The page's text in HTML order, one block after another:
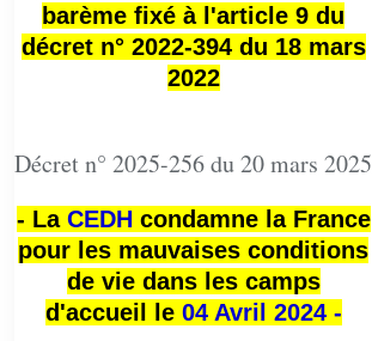
barème fixé à l'article 9 du
décret n° 2022-394 du 18 mars
2022
Décret n° 2025-256 du 20 mars 2025
- La CEDHcondamne la France
pour les mauvaises conditions
de vie dans les camps
d'accueil le 04 Avril 2024 -